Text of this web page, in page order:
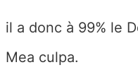
il a donc à 99% le
Mea culpa.